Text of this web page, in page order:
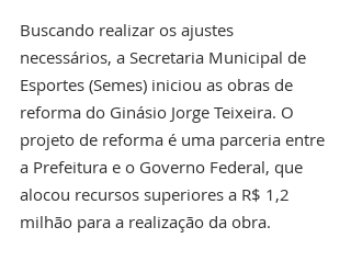
Buscando realizar os ajustes
necessários, a Secretaria Municipal de
Esportes (Semes) iniciou as obras de
reforma do Ginásio Jorge Teixeira. O
projeto de reforma é uma parceria entre
a Prefeitura e o Governo Federal, que
alocou recursos superiores a R$ 1,2
milhão para a realização da obra.